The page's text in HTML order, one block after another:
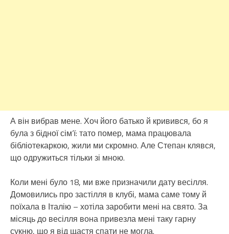
А він вибрав мене. Хоч його батько й кривився, бо я
була з бідної сім’ї: тато помер, мама працювала
бібліотекаркою, жили ми скромно. Але Степан клявся,
що одружиться тільки зі мною.
Коли мені було 18, ми вже призначили дату весілля.
Домовились про застілля в клубі, мама саме тому й
поїхала в Італію – хотіла заробити мені на свято. За
місяць до весілля вона привезла мені таку гарну
сукню, що я від щастя спати не могла.